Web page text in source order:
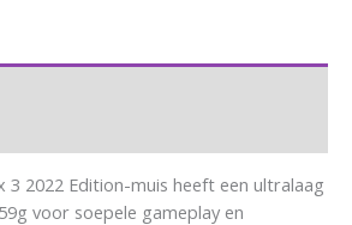
3 2022 Edition-muis heeft een ultralaag
voor soepele gameplay en